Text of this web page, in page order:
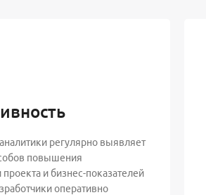
регулярно выявляет
повышения
и бизнес-показателей
оперативно